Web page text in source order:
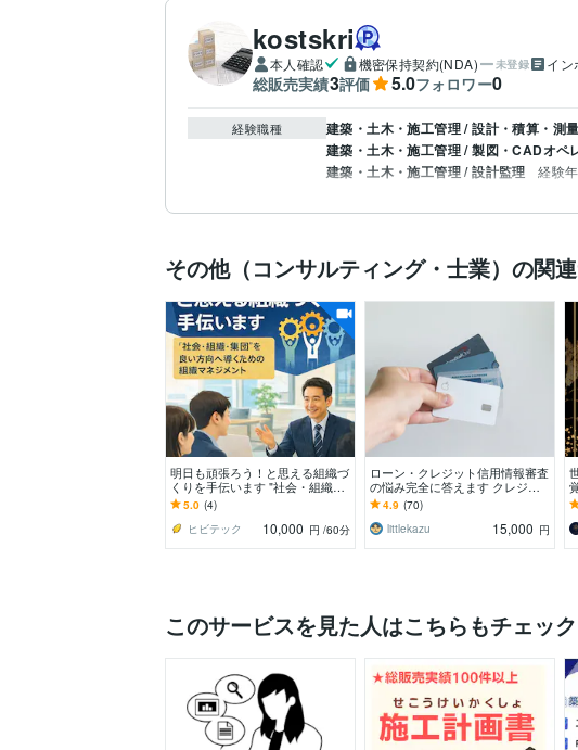
kostskri
本人確認 機密保持契約(NDA) 未登録 イン
総販売実績3評価 5.0フォロワー0
経験職種 建築・土木・施工管理 / 設計・積算・測量
建築・土木・施工管理 / 製図・CADオペ
建築・土木・施工管理 / 設計監理 経験
その他（コンサルティング・士業）の関
明日も頑張ろう！と思える組織づ
くりを手伝います "社会・組織・
集団"を良い方向へ導くための組
織マネジメント
5.0 (4)
ヒビテック
10,000 円 /60分
ローン・クレジット信用情報審査
の悩み完全に答えます クレジッ
トカード、マイカー住宅ローンCI
C・JICC信用回復
4.9 (70)
littlekazu
15,000 円
このサービスを見た人はこちらもチェッ